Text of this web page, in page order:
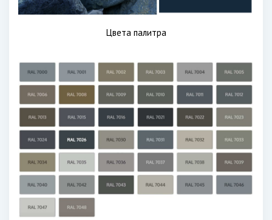
Цвета палитра